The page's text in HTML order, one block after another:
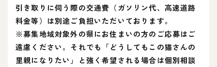
引き取りに伺う際の交通費（ガソリン代、高速道路
料金等）は別途ご負担いただいております。
※募集地域対象外の県にお住まいの方のご応募はご
遠慮ください。それでも「どうしてもこの猫さんの
里親になりたい」と強く希望される場合は個別相談